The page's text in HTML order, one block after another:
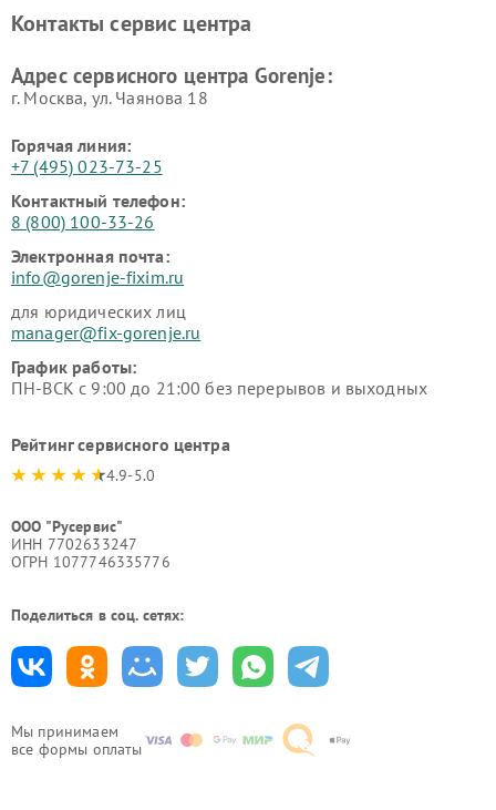
Мы принимаем
все формы оплаты
Контакты сервис центра
Адрес сервисного центра Gorenje:
г. Москва, ул. Чаянова 18
Горячая линия:
+7 (495) 023-73-25
Контактный телефон:
8 (800) 100-33-26
Электронная почта:
info@gorenje-fixim.ru
для юридических лиц
manager@fix-gorenje.ru
График работы:
ПН-ВСК с 9:00 до 21:00 без перерывов и выходных
Рейтинг сервисного центра
4.9-5.0
ООО "Русервис"
ИНН 7702633247
ОГРН 1077746335776
Поделиться в соц. сетях: